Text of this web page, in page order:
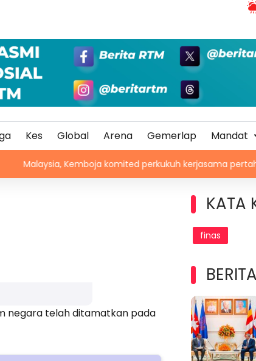
Kes Global Arena Gemerlap Mandat
Kemboja komited perkukuh kerjasama pertahanan
negara telah ditamatkan pada
KATA
finas